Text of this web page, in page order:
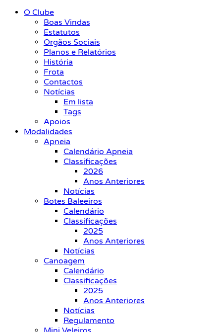
O Clube
Boas Vindas
Estatutos
Orgãos Sociais
Planos e Relatórios
História
Frota
Contactos
Notícias
Em lista
Tags
Apoios
Modalidades
Apneia
Calendário Apneia
Classificações
2026
Anos Anteriores
Notícias
Botes Baleeiros
Calendário
Classificações
2025
Anos Anteriores
Notícias
Canoagem
Calendário
Classificações
2025
Anos Anteriores
Notícias
Regulamento